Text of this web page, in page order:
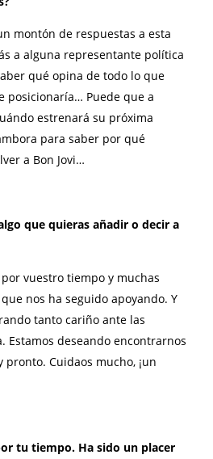
montón de respuestas a esta
a alguna representante política
qué opina de todo lo que
posicionaría… Puede que a
estrenará su próxima
para saber por qué
a Bon Jovi…
que quieras añadir o decir a
vuestro tiempo y muchas
nos ha seguido apoyando. Y
tanto cariño ante las
Estamos deseando encontrarnos
Cuidaos mucho, ¡un
tu tiempo. Ha sido un placer